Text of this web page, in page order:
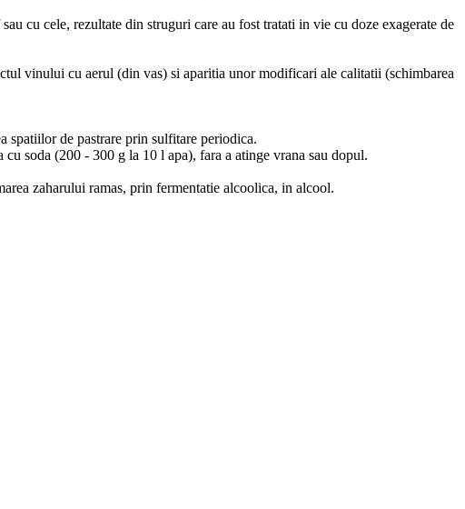
cu cele, rezultate din struguri care au fost tratati in vie cu doze exagerate de
vinului cu aerul (din vas) si aparitia unor modificari ale calitatii (schimbarea
spatiilor de pastrare prin sulfitare periodica.
soda (200 - 300 g la 10 l apa), fara a atinge vrana sau dopul.
zaharului ramas, prin fermentatie alcoolica, in alcool.